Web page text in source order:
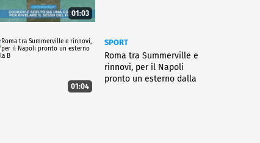
01:03
01:04
SPORT
Roma tra Summerville e
rinnovi, per il Napoli
pronto un esterno dalla